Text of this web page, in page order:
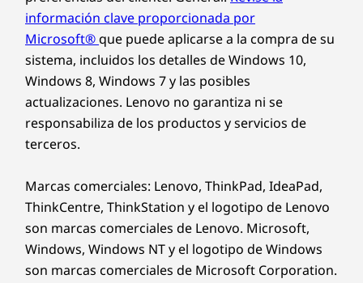
información clave proporcionada por
Microsoft®que puede aplicarse a la compra de su
sistema, incluidos los detalles de Windows 10,
Windows 8, Windows 7 y las posibles
actualizaciones. Lenovo no garantiza ni se
responsabiliza de los productos y servicios de
terceros.
Marcas comerciales: Lenovo, ThinkPad, IdeaPad,
ThinkCentre, ThinkStation y el logotipo de Lenovo
son marcas comerciales de Lenovo. Microsoft,
Windows, Windows NT y el logotipo de Windows
son marcas comerciales de Microsoft Corporation.